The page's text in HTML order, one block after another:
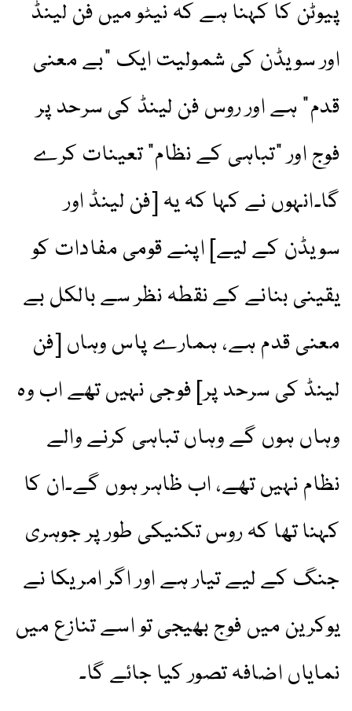
پیوٹن کا کہنا ہے کہ نیٹو میں فن لینڈ
اور سویڈن کی شمولیت ایک "بے معنی
قدم” ہے اور روس فن لینڈ کی سرحد پر
فوج اور "تباہی کے نظام” تعینات کرے
گا۔انہوں نے کہا کہ یہ [فن لینڈ اور
سویڈن کے لیے] اپنے قومی مفادات کو
یقینی بنانے کے نقطہ نظر سے بالکل بے
معنی قدم ہے، ہمارے پاس وہاں [فن
لینڈ کی سرحد پر] فوجی نہیں تھے اب وہ
وہاں ہوں گے وہاں تباہی کرنے والے
نظام نہیں تھے، اب ظاہر ہوں گے۔ان کا
کہنا تھا کہ روس تکنیکی طور پر جوہری
جنگ کے لیے تیار ہے اور اگر امریکا نے
یوکرین میں فوج بھیجی تو اسے تنازع میں
نمایاں اضافہ تصور کیا جائے گا۔